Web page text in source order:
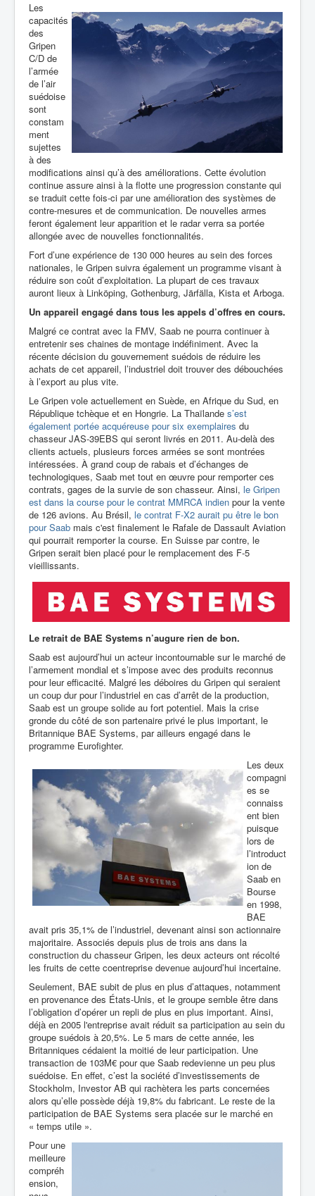
Les
capacités
des
Gripen
C/D de
l’armée
de l’air
suédoise
sont
constam
ment
sujettes
à des
modifications ainsi qu’à des améliorations. Cette évolution
continue assure ainsi à la flotte une progression constante qui
se traduit cette fois-ci par une amélioration des systèmes de
contre-mesures et de communication. De nouvelles armes
feront également leur apparition et le radar verra sa portée
allongée avec de nouvelles fonctionnalités.
Fort d’une expérience de 130 000 heures au sein des forces
nationales, le Gripen suivra également un programme visant à
réduire son coût d’exploitation. La plupart de ces travaux
auront lieux à Linköping, Gothenburg, Järfälla, Kista et Arboga.
Un appareil engagé dans tous les appels d’offres en cours.
Malgré ce contrat avec la FMV, Saab ne pourra continuer à
entretenir ses chaines de montage indéfiniment. Avec la
récente décision du gouvernement suédois de réduire les
achats de cet appareil, l’industriel doit trouver des débouchées
à l’export au plus vite.
Le Gripen vole actuellement en Suède, en Afrique du Sud, en
République tchèque et en Hongrie. La Thaïlande s’est
également portée acquéreuse pour six exemplaires du
chasseur JAS-39EBS qui seront livrés en 2011. Au-delà des
clients actuels, plusieurs forces armées se sont montrées
intéressées. À grand coup de rabais et d’échanges de
technologiques, Saab met tout en œuvre pour remporter ces
contrats, gages de la survie de son chasseur. Ainsi, le Gripen
est dans la course pour le contrat MMRCA indien pour la vente
de 126 avions. Au Brésil, le contrat F-X2 aurait pu être le bon
pour Saab mais c'est finalement le Rafale de Dassault Aviation
qui pourrait remporter la course. En Suisse par contre, le
Gripen serait bien placé pour le remplacement des F-5
vieillissants.
Le retrait de BAE Systems n’augure rien de bon.
Saab est aujourd’hui un acteur incontournable sur le marché de
l’armement mondial et s’impose avec des produits reconnus
pour leur efficacité. Malgré les déboires du Gripen qui seraient
un coup dur pour l’industriel en cas d’arrêt de la production,
Saab est un groupe solide au fort potentiel. Mais la crise
gronde du côté de son partenaire privé le plus important, le
Britannique BAE Systems, par ailleurs engagé dans le
programme Eurofighter.
Les deux
compagni
es se
connaiss
ent bien
puisque
lors de
l’introduct
ion de
Saab en
Bourse
en 1998,
BAE
avait pris 35,1% de l’industriel, devenant ainsi son actionnaire
majoritaire. Associés depuis plus de trois ans dans la
construction du chasseur Gripen, les deux acteurs ont récolté
les fruits de cette coentreprise devenue aujourd’hui incertaine.
Seulement, BAE subit de plus en plus d’attaques, notamment
en provenance des États-Unis, et le groupe semble être dans
l’obligation d’opérer un repli de plus en plus important. Ainsi,
déjà en 2005 l'entreprise avait réduit sa participation au sein du
groupe suédois à 20,5%. Le 5 mars de cette année, les
Britanniques cédaient la moitié de leur participation. Une
transaction de 103M€ pour que Saab redevienne un peu plus
suédoise. En effet, c’est la société d’investissements de
Stockholm, Investor AB qui rachètera les parts concernées
alors qu’elle possède déjà 19,8% du fabricant. Le reste de la
participation de BAE Systems sera placée sur le marché en
« temps utile ».
Pour une
meilleure
compréh
ension,